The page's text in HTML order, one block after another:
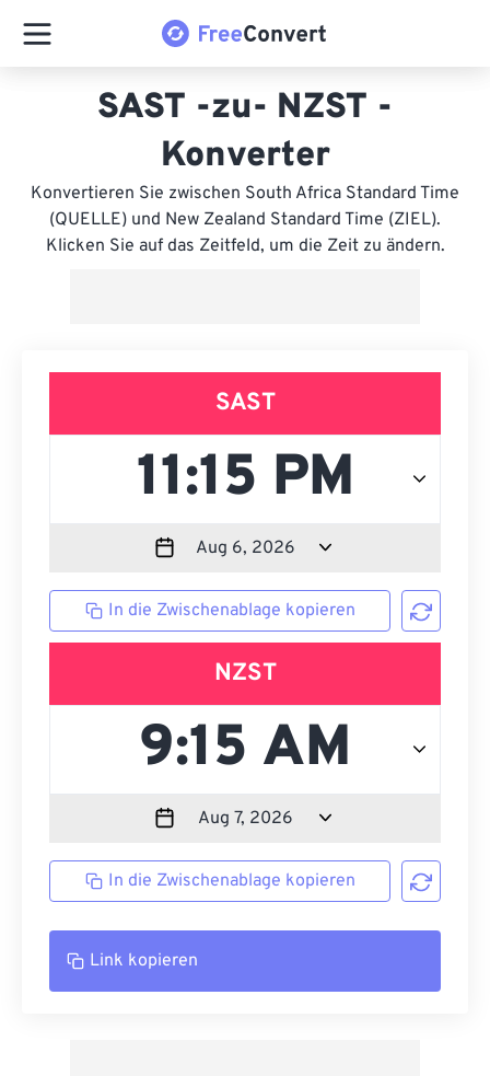
SAST -zu- NZST -
Konverter
Konvertieren Sie zwischen South Africa Standard Time
(QUELLE) und New Zealand Standard Time (ZIEL).
Klicken Sie auf das Zeitfeld, um die Zeit zu ändern.
SAST
In die Zwischenablage kopieren
NZST
In die Zwischenablage kopieren
Link kopieren